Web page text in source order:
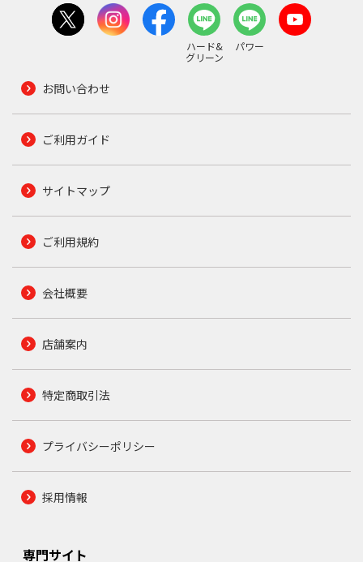
ハード&
グリーン
パワー
お問い合わせ
ご利用ガイド
サイトマップ
ご利用規約
会社概要
店舗案内
特定商取引法
プライバシーポリシー
採用情報
専門サイト